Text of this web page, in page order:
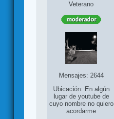
Veterano
Mensajes: 2644
Ubicación: En algún
lugar de youtube de
cuyo nombre no quiero
acordarme